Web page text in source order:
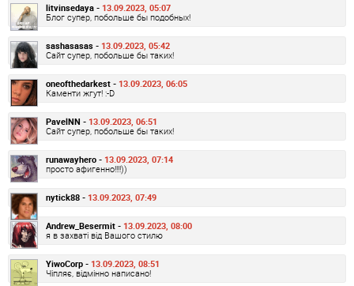
litvinsedaya - 13.09.2023, 05:07
Блог супер, побольше бы подобных!
sashasasas - 13.09.2023, 05:42
Сайт супер, побольше бы таких!
oneofthedarkest - 13.09.2023, 06:05
Каменти жгут! :-D
PavelNN - 13.09.2023, 06:51
Сайт супер, побольше бы таких!
runawayhero - 13.09.2023, 07:14
просто афигенно!!!!))
nytick88 - 13.09.2023, 07:49
Andrew_Besermit - 13.09.2023, 08:00
я в захваті від Вашого стилю
YiwoCorp - 13.09.2023, 08:51
Чіпляє, відмінно написано!